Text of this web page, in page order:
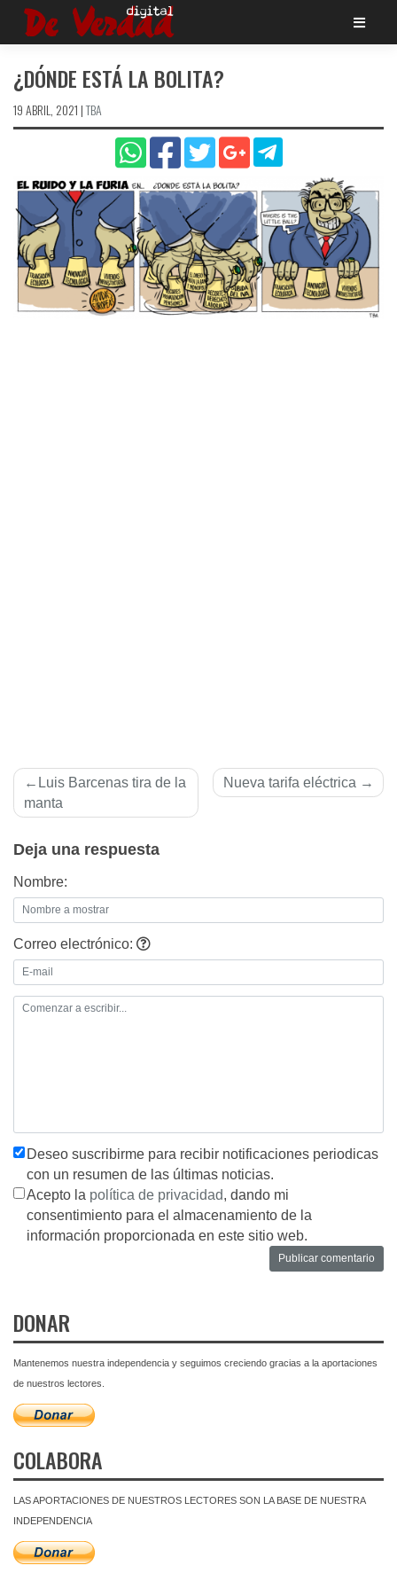
Saltar
¿DÓNDE ESTÁ LA BOLITA?
19 ABRIL, 2021 |TBA
Navegación
de
Luis Barcenas tira de la
manta
Nueva tarifa eléctrica
Deja una respuesta
Nombre:
Correo electrónico:
Deseo suscribirme para recibir notificaciones periodicas
con un resumen de las últimas noticias.
Acepto la política de privacidad, dando mi
consentimiento para el almacenamiento de la
información proporcionada en este sitio web.
DONAR
Mantenemos nuestra independencia y seguimos creciendo gracias a la aportaciones
de nuestros lectores.
COLABORA
LAS APORTACIONES DE NUESTROS LECTORES SON LA BASE DE NUESTRA
INDEPENDENCIA